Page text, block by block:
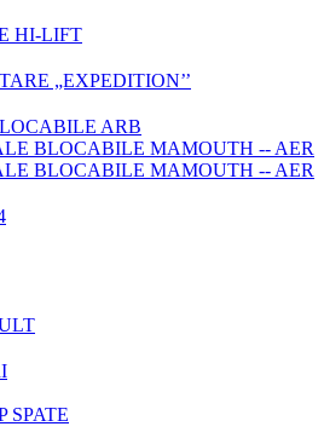
HI-LIFT
„EXPEDITION’’
ARB
BLOCABILE MAMOUTH -- AER
BLOCABILE MAMOUTH -- AER
SPATE